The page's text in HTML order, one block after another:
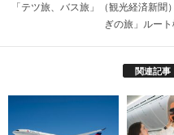
「テツ旅、バス旅」（観光経済新
ぎの旅」ルート
関連記事